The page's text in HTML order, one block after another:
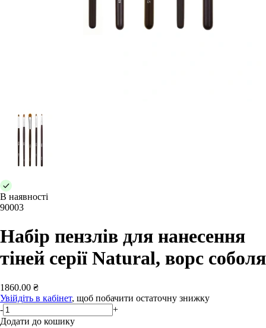
В наявності
90003
Набір пензлів для нанесення
тіней серії Natural, ворс соболя
1860.00 ₴
Увійдіть в кабінет, щоб побачити остаточну знижку
-
+
Додати до кошику